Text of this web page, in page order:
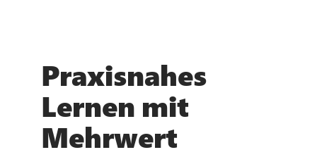
Praxisnahes
Lernen mit
Mehrwert